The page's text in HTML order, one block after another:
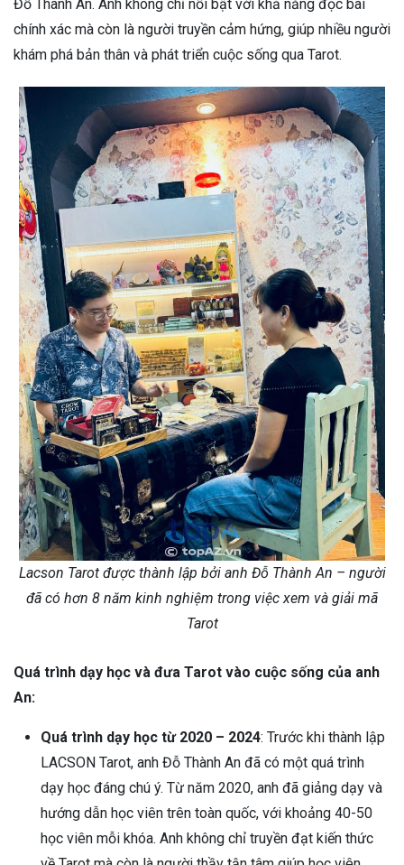
Đỗ Thành An. Anh không chỉ nổi bật với khả năng đọc bài
chính xác mà còn là người truyền cảm hứng, giúp nhiều người
khám phá bản thân và phát triển cuộc sống qua Tarot.
Lacson Tarot được thành lập bởi anh Đỗ Thành An – người
đã có hơn 8 năm kinh nghiệm trong việc xem và giải mã
Tarot
Quá trình dạy học và đưa Tarot vào cuộc sống của anh
An:
Quá trình dạy học từ 2020 – 2024: Trước khi thành lập
LACSON Tarot, anh Đỗ Thành An đã có một quá trình
dạy học đáng chú ý. Từ năm 2020, anh đã giảng dạy và
hướng dẫn học viên trên toàn quốc, với khoảng 40-50
học viên mỗi khóa. Anh không chỉ truyền đạt kiến thức